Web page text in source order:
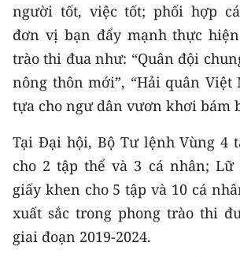
Bắc Trung Bộ
Duyên hải Nam Trung Bộ và Tây
Nguyên
Đông Nam Bộ
Chuyên trang Hà Nội
Chuyên trang TP. Hồ Chí Minh
CHUYÊN ĐỀ
người tốt, việc tốt; phối hợp
đơn vị bạn đẩy mạnh thực
trào thi đua như: “Quân đội
nông thôn mới”, “Hải quân Việt
tựa cho ngư dân vươn khơi bám
Tại Đại hội, Bộ Tư lệnh Vùng 4
cho 2 tập thể và 3 cá nhân; Lữ
giấy khen cho 5 tập và 10 cá
xuất sắc trong phong trào thi
giai đoạn 2019-2024.